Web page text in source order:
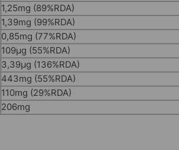
1,25mg (89%RDA)
1,39mg (99%RDA)
0,85mg (77%RDA)
109µg (55%RDA)
3,39µg (136%RDA)
443mg (55%RDA)
110mg (29%RDA)
206mg